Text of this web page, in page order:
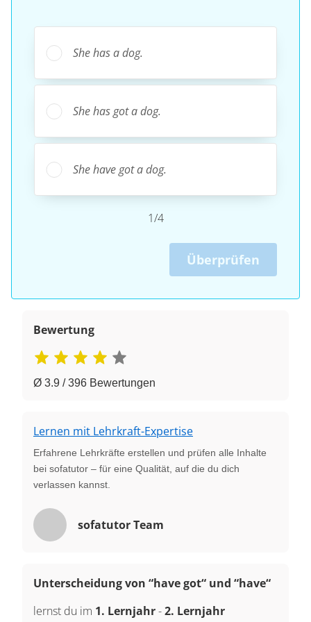
She has a dog.
She has got a dog.
She have got a dog.
1/4
Überprüfen
Bewertung
Ø 3.9 / 396 Bewertungen
Lernen mit Lehrkraft-Expertise
Erfahrene Lehrkräfte erstellen und prüfen alle Inhalte
bei sofatutor – für eine Qualität, auf die du dich
verlassen kannst.
sofatutor Team
Unterscheidung von “have got“ und “have“
lernst du im 1. Lernjahr-2. Lernjahr